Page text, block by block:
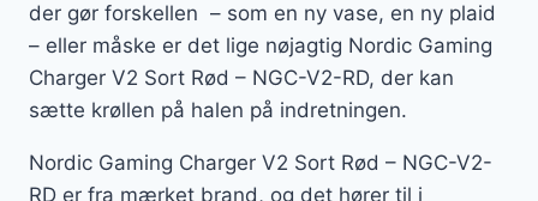
der gør forskellen – som en ny vase, en ny plaid
– eller måske er det lige nøjagtig Nordic Gaming
Charger V2 Sort Rød – NGC-V2-RD, der kan
sætte krøllen på halen på indretningen.
Nordic Gaming Charger V2 Sort Rød – NGC-V2-
RD er fra mærket brand, og det hører til i